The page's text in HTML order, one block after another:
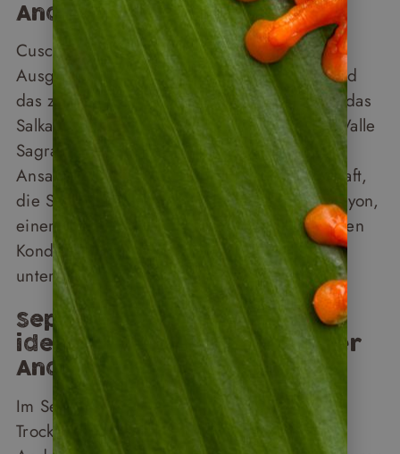
Andenlandschaft
Cusco und das Heilige Tal der Inka sind der
Ausgangspunkt für die meisten Reisen – und
das zu Recht. Machu Picchu, der Inka Trail, das
Salkantay-Trekking, die Terrassenfelder des Valle
Sagrado: Hier liegt eine der dichtesten
Ansammlungen an Geschichte und Landschaft,
die Südamerika zu bieten hat. Im Colca Canyon,
einer der tiefsten Schluchten der Welt, fliegen
Kondore so nah vorbei, dass man den Wind
unter ihren Flügeln spürt.
September und Oktober:
ideale Bedingungen, weniger
Andrang
Im September und Oktober neigt sich die
Trockenzeit dem Ende – das Wetter in den